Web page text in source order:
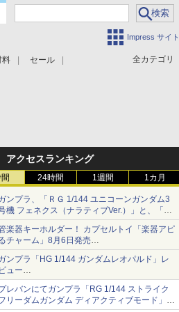
Impress サイト
全カテゴリ
料 セール
アクセスランキング
24時間 1週間 1カ月
ンプラ、「ＲＧ 1/144 ユニコーンガンダム3
機 フェネクス（ナラティブVer.）」と、「Ｈ
1/144 ガンダムエアマスターバースト」再販
楽器キーホルダー！ カプセルトイ「楽器アピ
チャーム」8月6日発売
ューバ、テナサクなど5種各3色
ンプラ「HG 1/144 ガンダムレオパルド」レ
ュー
機動新世紀ガンダムX』30周年！インナーア
ムガトリングの変形機構まで再現し最新フォ
マットでキット化！
レバンにてガンプラ「RG 1/144 ストライク
リーダムガンダム ディアクティブモード」の